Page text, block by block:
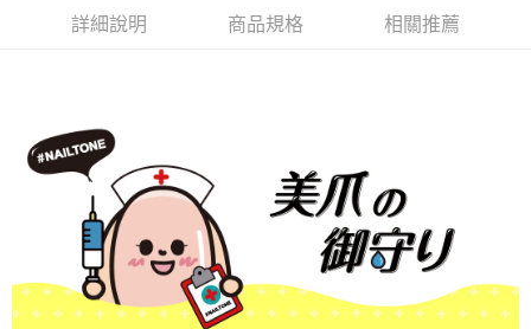
取貨付款，誤選客服會協助您更改。
每筆NT$100，滿NT$699(含以上)免運費
詳細說明 商品規格 相關推薦